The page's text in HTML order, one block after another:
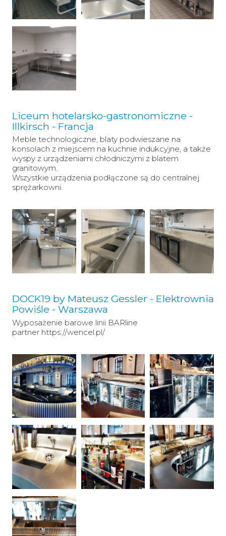
Liceum hotelarsko-gastronomiczne -
Illkirsch - Francja
Meble technologiczne, blaty podwieszane na
konsolach z miejscem na kuchnie indukcyjne, a także
wyspy z urządzeniami chłodniczymi z blatem
granitowym.
Wszystkie urządzenia podłączone są do centralnej
sprężarkowni.
DOCK19 by Mateusz Gessler - Elektrownia
Powiśle - Warszawa
Wyposażenie barowe linii BARline
partner https://wencel.pl/